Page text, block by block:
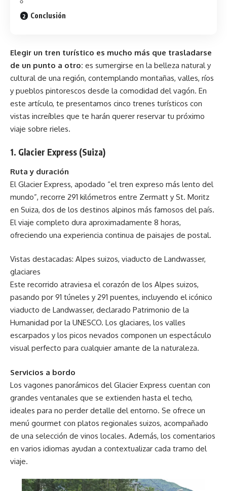
Conclusión
Elegir un tren turístico es mucho más que trasladarse
de un punto a otro: es sumergirse en la belleza natural y
cultural de una región, contemplando montañas, valles, ríos
y pueblos pintorescos desde la comodidad del vagón. En
este artículo, te presentamos cinco trenes turísticos con
vistas increíbles que te harán querer reservar tu próximo
viaje sobre rieles.
1. Glacier Express (Suiza)
Ruta y duración
El Glacier Express, apodado “el tren expreso más lento del
mundo”, recorre 291 kilómetros entre Zermatt y St. Moritz
en Suiza, dos de los destinos alpinos más famosos del país.
El viaje completo dura aproximadamente 8 horas,
ofreciendo una experiencia continua de paisajes de postal.
Vistas destacadas: Alpes suizos, viaducto de Landwasser,
glaciares
Este recorrido atraviesa el corazón de los Alpes suizos,
pasando por 91 túneles y 291 puentes, incluyendo el icónico
viaducto de Landwasser, declarado Patrimonio de la
Humanidad por la UNESCO. Los glaciares, los valles
escarpados y los picos nevados componen un espectáculo
visual perfecto para cualquier amante de la naturaleza.
Servicios a bordo
Los vagones panorámicos del Glacier Express cuentan con
grandes ventanales que se extienden hasta el techo,
ideales para no perder detalle del entorno. Se ofrece un
menú gourmet con platos regionales suizos, acompañado
de una selección de vinos locales. Además, los comentarios
en varios idiomas ayudan a contextualizar cada tramo del
viaje.